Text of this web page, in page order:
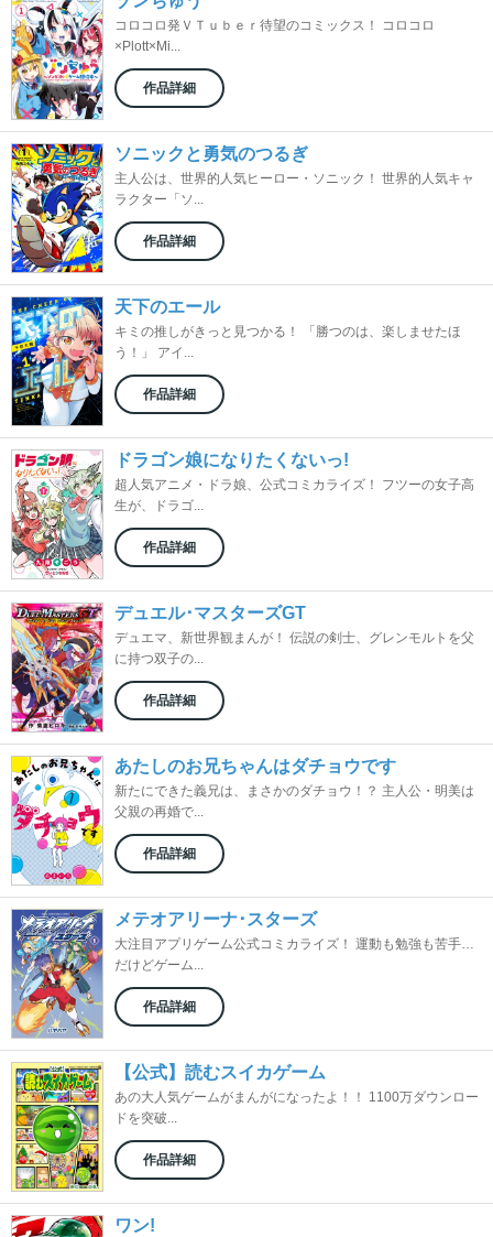
コロコロ発ＶＴｕｂｅｒ待望のコミックス！ コロコロ
×Plott×Mi...
作品詳細
ソニックと勇気のつるぎ
主人公は、世界的人気ヒーロー・ソニック！ 世界的人気キャ
ラクター「ソ...
作品詳細
天下のエール
キミの推しがきっと見つかる！ 「勝つのは、楽しませたほ
う！」 アイ...
作品詳細
ドラゴン娘になりたくないっ!
超人気アニメ・ドラ娘、公式コミカライズ！ フツーの女子高
生が、ドラゴ...
作品詳細
デュエル･マスターズGT
デュエマ、新世界観まんが！ 伝説の剣士、グレンモルトを父
に持つ双子の...
作品詳細
あたしのお兄ちゃんはダチョウです
新たにできた義兄は、まさかのダチョウ！？ 主人公・明美は
父親の再婚で...
作品詳細
メテオアリーナ･スターズ
大注目アプリゲーム公式コミカライズ！ 運動も勉強も苦手…
だけどゲーム...
作品詳細
【公式】読むスイカゲーム
あの大人気ゲームがまんがになったよ！！ 1100万ダウンロー
ドを突破...
作品詳細
ワン!